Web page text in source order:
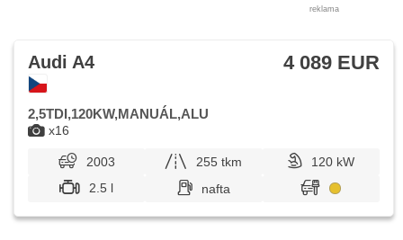
reklama
x16
Audi A4 4 089 EUR
2,5TDI,120KW,MANUÁL,ALU
2003 255 tkm
120 kW
2.5 l
nafta